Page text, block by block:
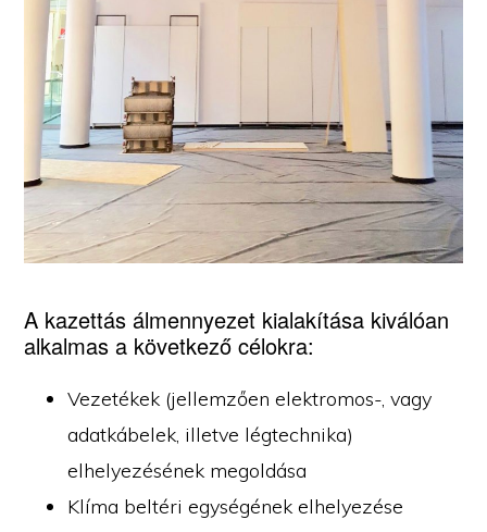
A kazettás álmennyezet kialakítása kiválóan
alkalmas a következő célokra:
Vezetékek (jellemzően elektromos-, vagy
adatkábelek, illetve légtechnika)
elhelyezésének megoldása
Klíma beltéri egységének elhelyezése